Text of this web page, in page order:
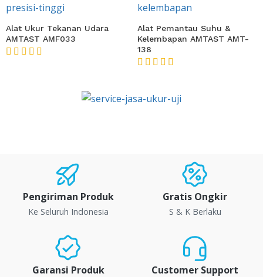
Alat Ukur Tekanan Udara
AMTAST AMF033
Alat Pemantau Suhu &
Kelembapan AMTAST AMT-
138
Pengiriman Produk
Ke Seluruh Indonesia
Gratis Ongkir
S & K Berlaku
Garansi Produk Customer Support